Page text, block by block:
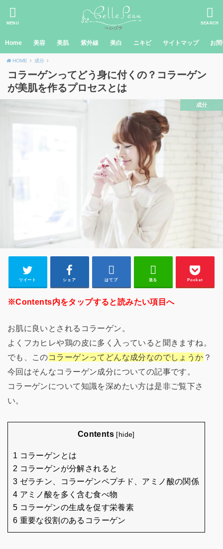
MENU SEARCH
Home 美容 美肌 紫外線 美白 ニキビ サイトマップ お
HOME 成分
コラーゲンってどう身に付くの？コラーゲン
が美肌を作るプロセスとは
成分
ツイート シェア はてブ 送る Pocket
※Contents内をタップすると読みたい項目へ
お肌に良いとされるコラーゲン。
よくフカヒレや鶏の皮に多く入っていると聞きますね。
でも、このコラーゲンってどんな成分なのでしょうか ？
今回はそんなコラーゲン成分についての記事です。
コラーゲンについて知識を深めたい方は是非ご覧下さ
い。
Contents [hide]
1 コラーゲンとは
2 コラーゲンが分解されると
3 ゼラチン、コラーゲンペプチド、アミノ酸の関係
4 アミノ酸を多く含む食べ物
5 コラーゲンの生成を促す栄養素
6 重要な役割のあるコラーゲン